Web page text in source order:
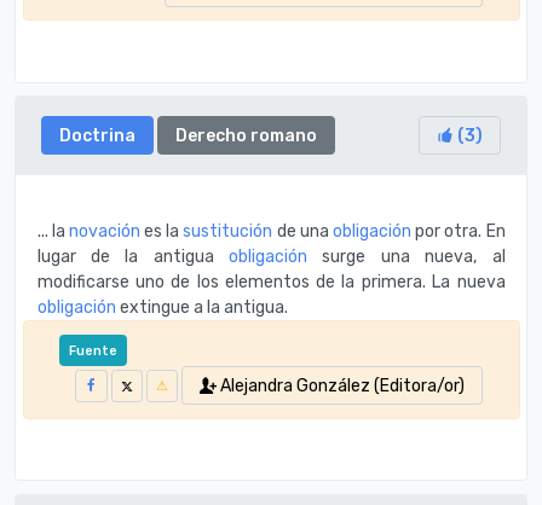
Doctrina Derecho romano (3)
... la novación es lasustitución de una obligación por otra. En
lugar de la antigua obligación surge una nueva, al
modificarse uno de los elementos de la primera. La nueva
obligación extingue a la antigua.
Fuente
Alejandra González (Editora/or)